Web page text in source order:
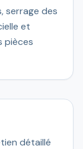
serrage des
et
pièces
détaillé